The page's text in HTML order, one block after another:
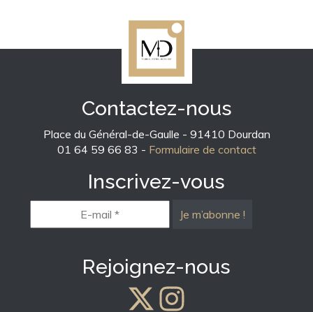
Contactez-nous
Place du Général-de-Gaulle - 91410 Dourdan
01 64 59 66 83 - Formulaire de contact
Inscrivez-vous
mail
*
Rejoignez-nous